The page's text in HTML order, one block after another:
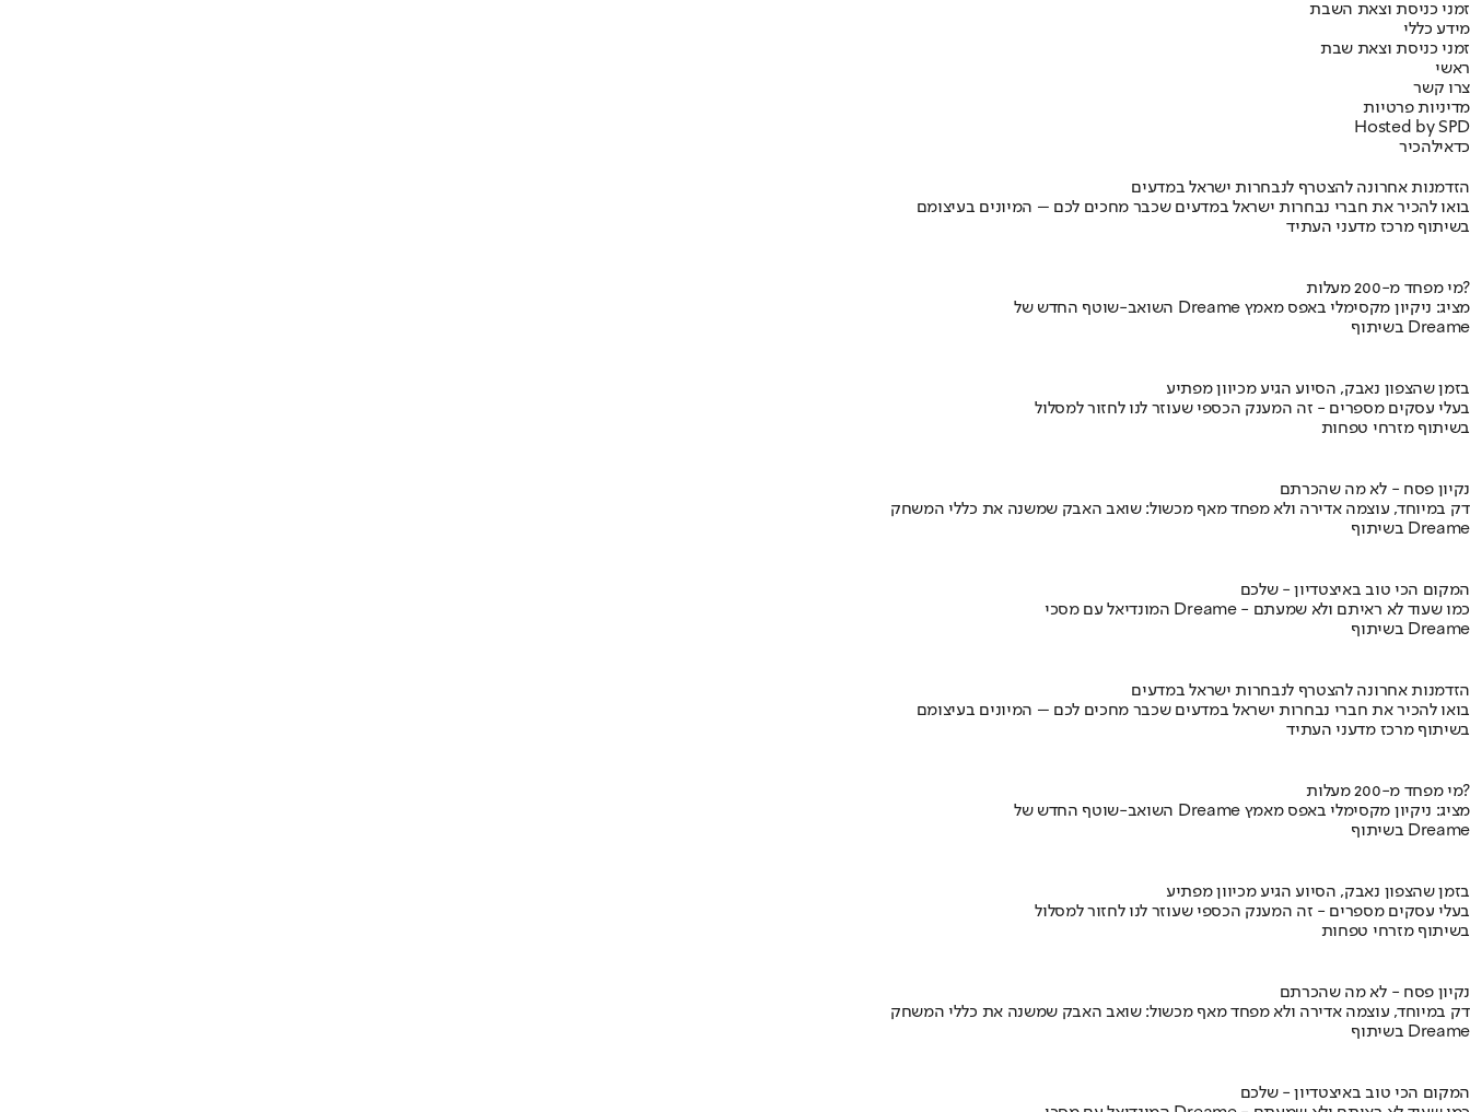
זמני כניסת וצאת השבת
מידע כללי
זמני כניסת וצאת שבת
ראשי
צרו קשר
מדיניות פרטיות
Hosted by SPD
כדאילהכיר
הזדמנות אחרונה להצטרף לנבחרות ישראל במדעים
בואו להכיר את חברי נבחרות ישראל במדעים שכבר מחכים לכם – המיונים בעיצומם
בשיתוף מרכז מדעני העתיד
מי מפחד מ-200 מעלות?
השואב-שוטף החדש של Dreame מציג: ניקיון מקסימלי באפס מאמץ
בשיתוף Dreame
בזמן שהצפון נאבק, הסיוע הגיע מכיוון מפתיע
בעלי עסקים מספרים - זה המענק הכספי שעוזר לנו לחזור למסלול
בשיתוף מזרחי טפחות
נקיון פסח - לא מה שהכרתם
דק במיוחד, עוצמה אדירה ולא מפחד מאף מכשול: שואב האבק שמשנה את כללי המשחק
בשיתוף Dreame
המקום הכי טוב באיצטדיון - שלכם
המונדיאל עם מסכי Dreame - כמו שעוד לא ראיתם ולא שמעתם
בשיתוף Dreame
הזדמנות אחרונה להצטרף לנבחרות ישראל במדעים
בואו להכיר את חברי נבחרות ישראל במדעים שכבר מחכים לכם – המיונים בעיצומם
בשיתוף מרכז מדעני העתיד
מי מפחד מ-200 מעלות?
השואב-שוטף החדש של Dreame מציג: ניקיון מקסימלי באפס מאמץ
בשיתוף Dreame
בזמן שהצפון נאבק, הסיוע הגיע מכיוון מפתיע
בעלי עסקים מספרים - זה המענק הכספי שעוזר לנו לחזור למסלול
בשיתוף מזרחי טפחות
נקיון פסח - לא מה שהכרתם
דק במיוחד, עוצמה אדירה ולא מפחד מאף מכשול: שואב האבק שמשנה את כללי המשחק
בשיתוף Dreame
המקום הכי טוב באיצטדיון - שלכם